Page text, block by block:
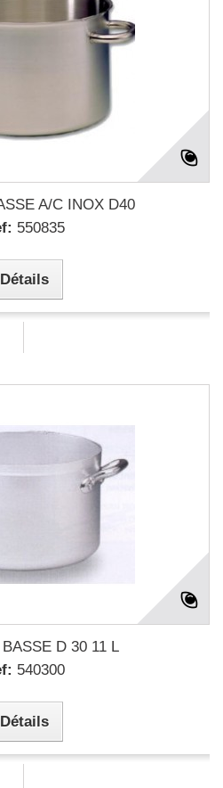
A/C INOX D40
550835
Détails
D 30 11 L
540300
Détails